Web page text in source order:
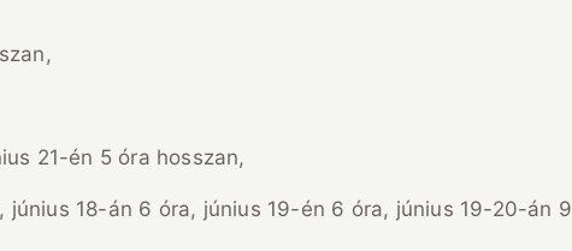
én 5 óra hosszan,
18-án 6 óra, június 19-én 6 óra, június 19-20-án 9